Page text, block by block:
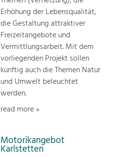
Erhöhung der Lebensqualität,
die Gestaltung attraktiver
Freizeitangebote und
Vermittlungsarbeit. Mit dem
vorliegenden Projekt sollen
künftig auch die Themen Natur
und Umwelt beleuchtet
werden.
read more »
Motorikangebot
Karlstetten